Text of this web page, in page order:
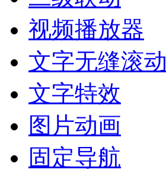
视频播放器
文字无缝滚动
文字特效
图片动画
固定导航